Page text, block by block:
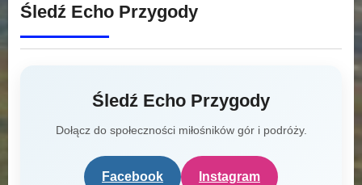
Śledź Echo Przygody
Śledź Echo Przygody
Dołącz do społeczności miłośników gór i podróży.
Facebook Instagram